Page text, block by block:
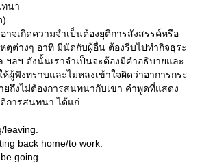
นา
จเกิดความจำเป็นต้องยุติการสังสรรค์หรือ
ตุต่างๆ อาทิ มีนัดกับผู้อื่น ต้องรีบไปทำกิจธุระ
ฯลฯ ดังนั้นเราจำเป็นจะต้องมีคำอธิบายและ
ผู้ฟังทราบและไม่หลงเข้าใจผิดว่าอาการกระ
ยถึงไม่ต้องการสนทนากับเขา คำพูดที่แสดง
การสนทนา ได้แก่
back home/to work.
going.